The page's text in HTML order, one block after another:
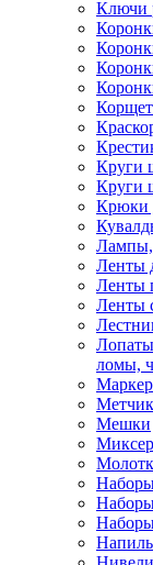
Ключи
Круги
Круги
Крюки
Ленты
Ленты
Ленты
ломы,
Мешки
Наборы